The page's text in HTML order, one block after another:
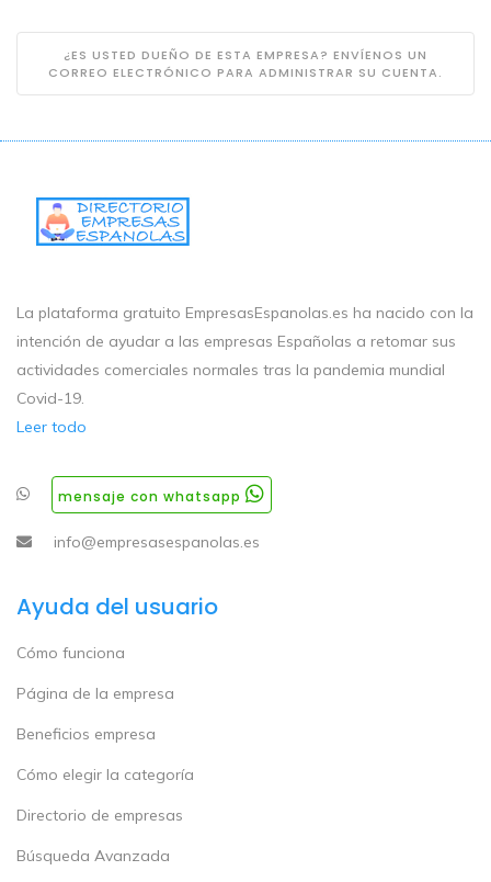
¿ES USTED DUEÑO DE ESTA EMPRESA? ENVÍENOS UN
CORREO ELECTRÓNICO PARA ADMINISTRAR SU CUENTA.
La plataforma gratuito EmpresasEspanolas.es ha nacido con la
intención de ayudar a las empresas Españolas a retomar sus
actividades comerciales normales tras la pandemia mundial
Covid-19.
Leer todo
mensaje con whatsapp
info@empresasespanolas.es
Ayuda del usuario
Cómo funciona
Página de la empresa
Beneficios empresa
Cómo elegir la categoría
Directorio de empresas
Búsqueda Avanzada